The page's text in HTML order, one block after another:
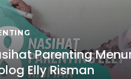
Parenting
Elly Risman